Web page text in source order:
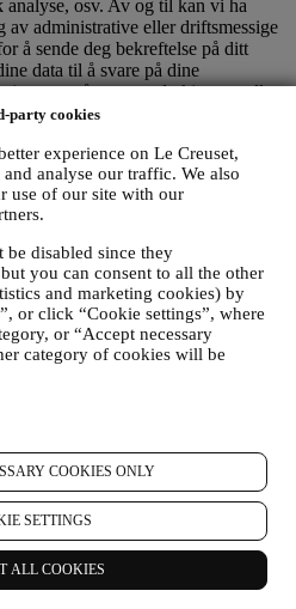
party cookies
experience on Le Creuset,
analyse our traffic. We also
use of our site with our
be disabled since they
you can consent to all the other
and marketing cookies) by
or click “Cookie settings”, where
or “Accept necessary
category of cookies will be
COOKIES ONLY
SETTINGS
ALL COOKIES
osv. Av og til kan vi ha
av administrative eller driftsmessige
å sende deg bekreftelse på ditt
data til å svare på dine
våre nettstedsskjemaer eller
er basert på den
OM NYHETER ELLER
PRODUKTER
til det (for eksempel ved å abonnere
oppretter en konto på nettstedet),
og nyheter om
som er utarbeidet av
og lokale partnere, også avhengig
kontakte deg på e-post, med
medier, men også ved hjelp av
kommunikasjon vil omhandle Le
av nye butikker, eksklusive
spesielle tilbud du kanskje er
basert på opplysninger vi har om
og din kjøpshistorikk, eller
Vi vil bruke opplysningene
bedre. Dette gjør det mulig for
med deg, for å gjøre den
Opplysningene om deg vil ikke
samler også inn statistikk om e-